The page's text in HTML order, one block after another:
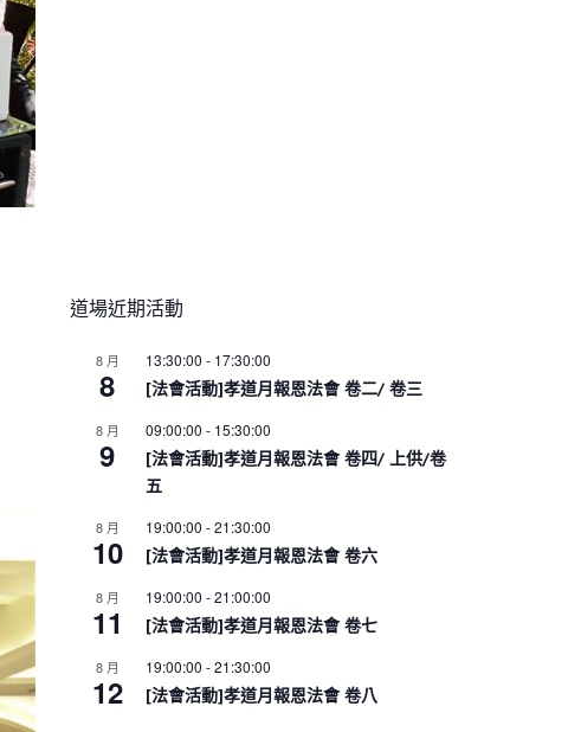
道場近期活動
8 月
8
13:30:00 - 17:30:00
[法會活動]孝道月報恩法會 卷二/ 卷三
8 月
9
09:00:00 - 15:30:00
[法會活動]孝道月報恩法會 卷四/ 上供/卷
五
8 月
10
19:00:00 -21:30:00
[法會活動]孝道月報恩法會 卷六
8 月
11
19:00:00 -21:00:00
[法會活動]孝道月報恩法會 卷七
8 月
12
19:00:00 -21:30:00
[法會活動]孝道月報恩法會 卷八